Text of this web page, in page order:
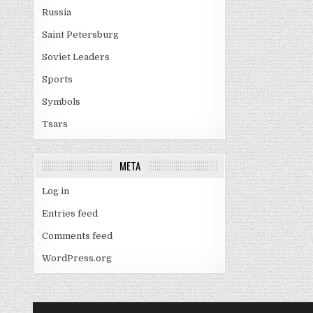
Russia
Saint Petersburg
Soviet Leaders
Sports
Symbols
Tsars
META
Log in
Entries feed
Comments feed
WordPress.org